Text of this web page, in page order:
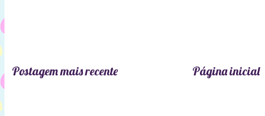
Postagem mais recente Página inicial